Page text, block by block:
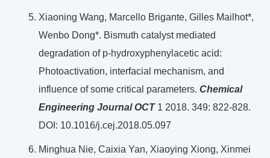
Xiaoning Wang, Marcello Brigante, Gilles Mailhot*,
Wenbo Dong*. Bismuth catalyst mediated
degradation of p-hydroxyphenylacetic acid:
Photoactivation, interfacial mechanism, and
influence of some critical parameters. Chemical
Engineering Journal OCT 1 2018. 349: 822-828.
DOI: 10.1016/j.cej.2018.05.097
Minghua Nie, Caixia Yan, Xiaoying Xiong, Xinmei